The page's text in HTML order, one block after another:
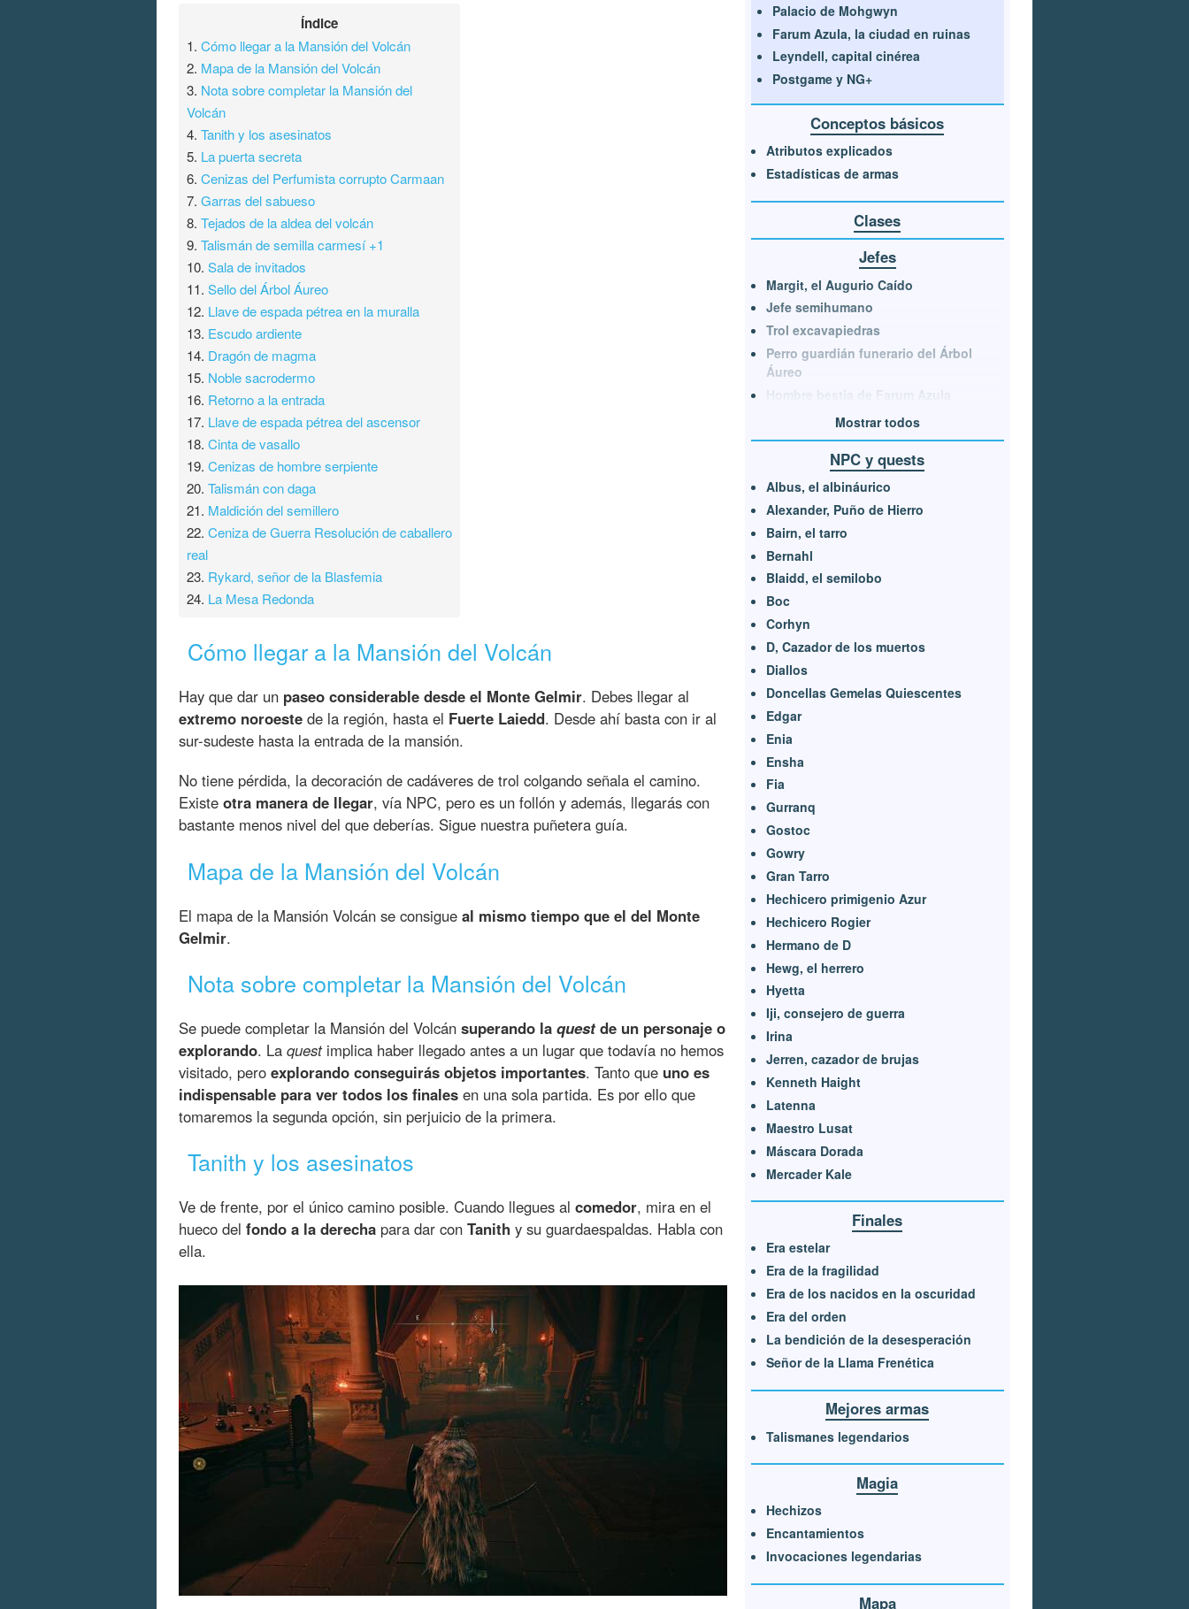
Índice
1.Cómo llegar a la Mansión del Volcán
2. Mapa de la Mansión del Volcán
3. Nota sobre completar la Mansión del
Volcán
4.Tanith y los asesinatos
5. La puerta secreta
6.Cenizas del Perfumista corrupto Carmaan
7.Garras del sabueso
8.Tejados de la aldea del volcán
9.Talismán de semilla carmesí +1
10.Sala de invitados
11.Sello del Árbol Áureo
12. Llave de espada pétrea en la muralla
13. Escudo ardiente
14. Dragón de magma
15. Noble sacrodermo
16. Retorno a la entrada
17. Llave de espada pétrea del ascensor
18.Cinta de vasallo
19.Cenizas de hombre serpiente
20.Talismán con daga
21. Maldición del semillero
22.Ceniza de Guerra Resolución de caballero
real
23. Rykard, señor de la Blasfemia
24. La Mesa Redonda
Cómo llegar a la Mansión del Volcán
Hay que dar un paseo considerable desde el Monte Gelmir. Debes llegar al
extremo noroeste de la región, hasta el Fuerte Laiedd. Desde ahí basta con ir al
sur-sudeste hasta la entrada de la mansión.
No tiene pérdida, la decoración de cadáveres de trol colgando señala el camino.
Existe otra manera de llegar, vía NPC, pero es un follón y además, llegarás con
bastante menos nivel del que deberías. Sigue nuestra puñetera guía.
Mapa de la Mansión del Volcán
El mapa de la Mansión Volcán se consigue al mismo tiempo que el del Monte
Gelmir.
Nota sobre completar la Mansión del Volcán
Se puede completar la Mansión del Volcán superando la questde un personaje o
explorando. La questimplica haber llegado antes a un lugar que todavía no hemos
visitado, pero explorando conseguirás objetos importantes. Tanto que uno es
indispensable para ver todos los finales en una sola partida. Es por ello que
tomaremos la segunda opción, sin perjuicio de la primera.
Tanith y los asesinatos
Ve de frente, por el único camino posible. Cuando llegues al comedor, mira en el
hueco del fondo a la derecha para dar con Tanith y su guardaespaldas. Habla con
ella.
Palacio de Mohgwyn
Farum Azula, la ciudad en ruinas
Leyndell, capital cinérea
Postgame y NG+
Conceptos básicos
Atributos explicados
Estadísticas de armas
Clases
Jefes
Margit, el Augurio Caído
Jefe semihumano
Trol excavapiedras
Perro guardián funerario del Árbol
Áureo
Hombre bestia de Farum Azula
Mostrar todos
NPC y quests
Albus, el albináurico
Alexander, Puño de Hierro
Bairn, el tarro
Bernahl
Blaidd, el semilobo
Boc
Corhyn
D, Cazador de los muertos
Diallos
Doncellas Gemelas Quiescentes
Edgar
Enia
Ensha
Fia
Gurranq
Gostoc
Gowry
Gran Tarro
Hechicero primigenio Azur
Hechicero Rogier
Hermano de D
Hewg, el herrero
Hyetta
Iji, consejero de guerra
Irina
Jerren, cazador de brujas
Kenneth Haight
Latenna
Maestro Lusat
Máscara Dorada
Mercader Kale
Finales
Era estelar
Era de la fragilidad
Era de los nacidos en la oscuridad
Era del orden
La bendición de la desesperación
Señor de la Llama Frenética
Mejores armas
Talismanes legendarios
Magia
Hechizos
Encantamientos
Invocaciones legendarias
Mapa